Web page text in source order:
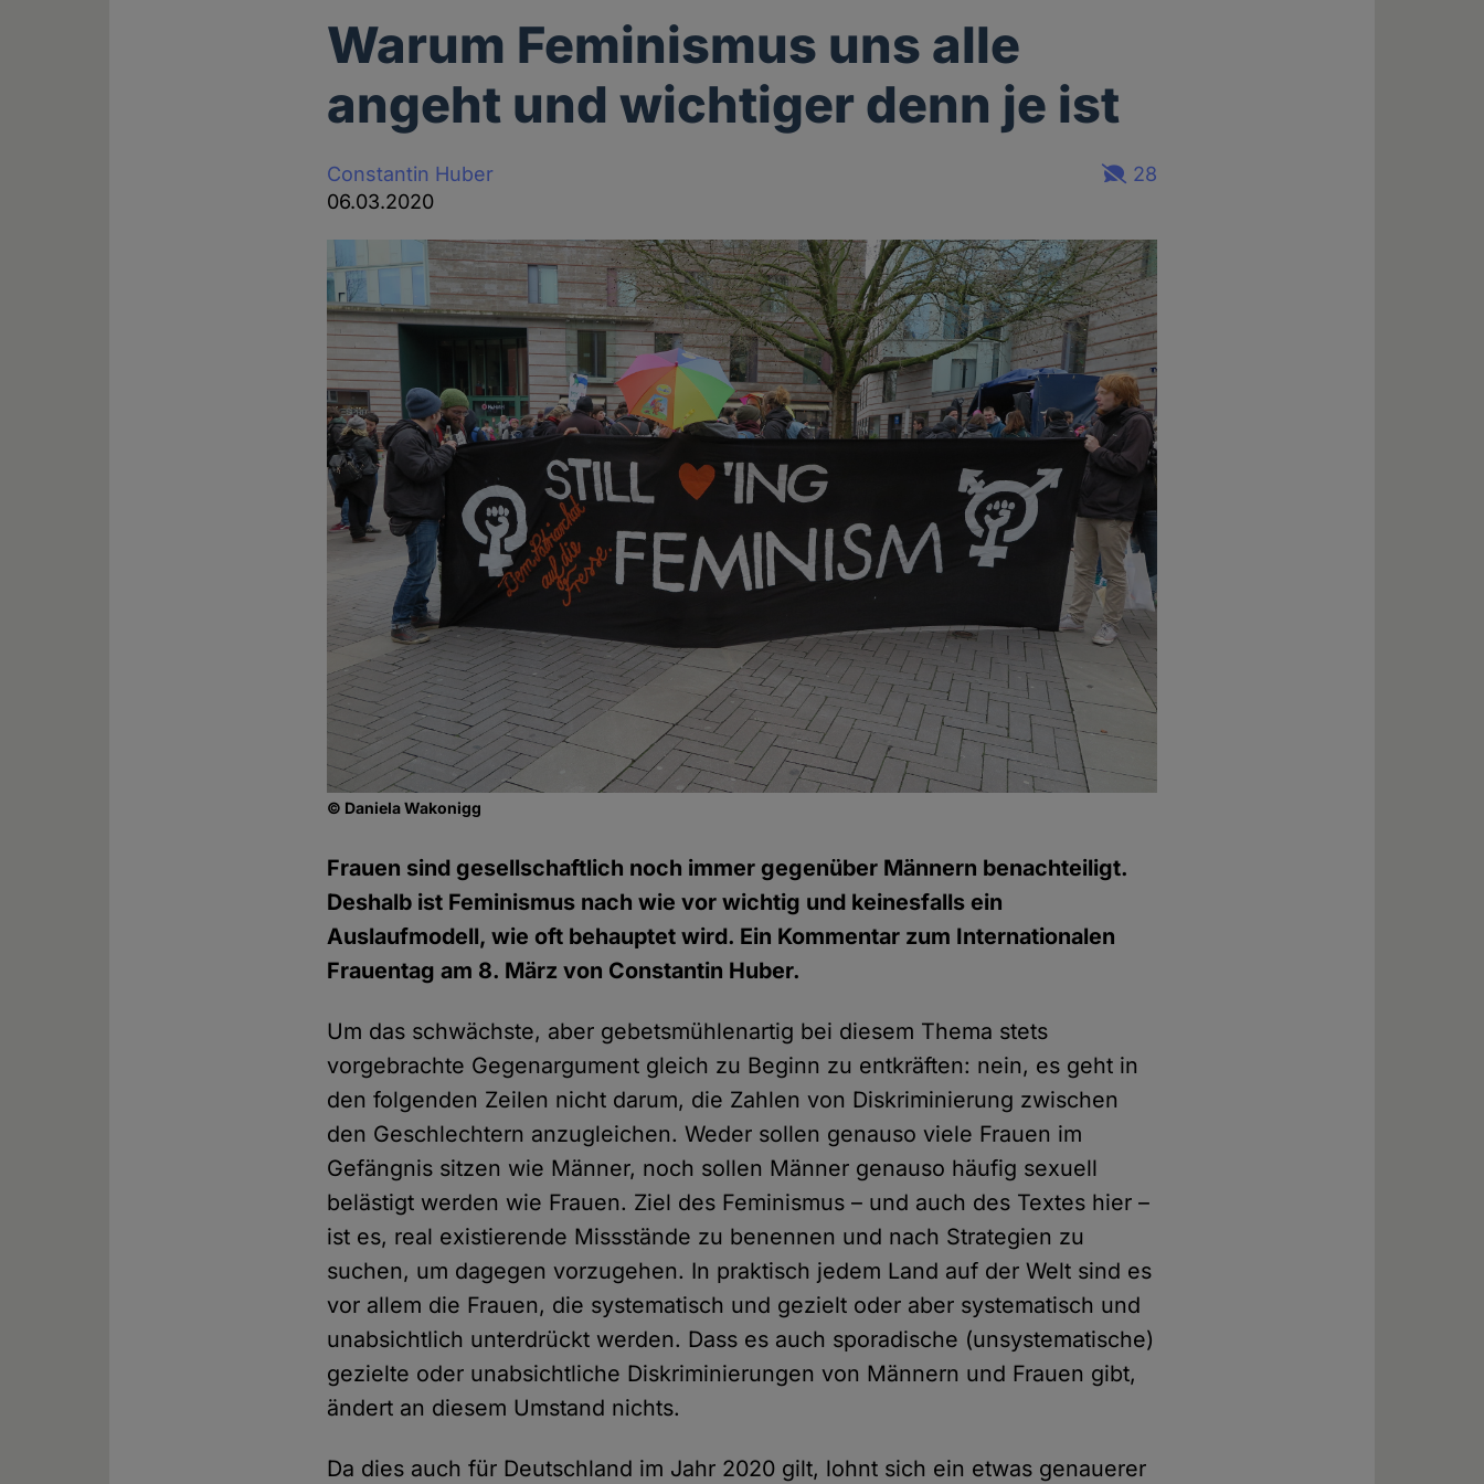
Warum Feminismus uns alle
angeht und wichtiger denn je ist
Constantin Huber
06.03.2020
28
© Daniela Wakonigg
Frauen sind gesellschaftlich noch immer gegenüber Männern benachteiligt.
Deshalb ist Feminismus nach wie vor wichtig und keinesfalls ein
Auslaufmodell, wie oft behauptet wird. Ein Kommentar zum Internationalen
Frauentag am 8. März von Constantin Huber.
Um das schwächste, aber gebetsmühlenartig bei diesem Thema stets
vorgebrachte Gegenargument gleich zu Beginn zu entkräften: nein, es geht in
den folgenden Zeilen nicht darum, die Zahlen von Diskriminierung zwischen
den Geschlechtern anzugleichen. Weder sollen genauso viele Frauen im
Gefängnis sitzen wie Männer, noch sollen Männer genauso häufig sexuell
belästigt werden wie Frauen. Ziel des Feminismus – und auch des Textes hier –
ist es, real existierende Missstände zu benennen und nach Strategien zu
suchen, um dagegen vorzugehen. In praktisch jedem Land auf der Welt sind es
vor allem die Frauen, die systematisch und gezielt oder aber systematisch und
unabsichtlich unterdrückt werden. Dass es auch sporadische (unsystematische)
gezielte oder unabsichtliche Diskriminierungen von Männern und Frauen gibt,
ändert an diesem Umstand nichts.
Da dies auch für Deutschland im Jahr 2020 gilt, lohnt sich ein etwas genauerer